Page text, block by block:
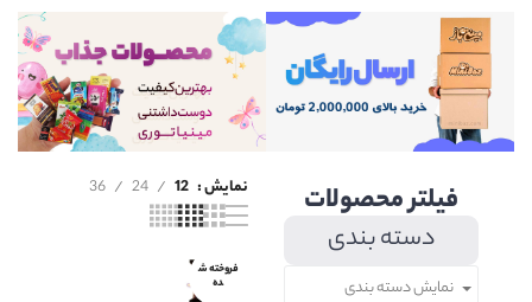
فیلتر محصولات
دسته بندی
نمایش دسته بندی
نمایش 12
24
36
فروخته ش
ده